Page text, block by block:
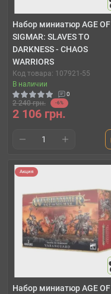
Набор миниатюр AGE OF
SIGMAR: SLAVES TO
DARKNESS - CHAOS
WARRIORS
Код товара: 107921-55
В наличии
0
2 240 грн. -6%
2 106 грн.
Акция
Набор миниатюр AGE OF